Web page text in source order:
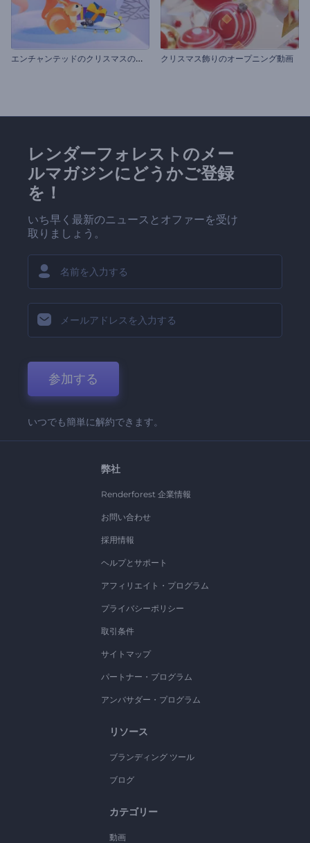
エ
ンチャンテッドのクリスマスのイントロ動画 クリスマス飾りのオープニング動画
レンダーフォレストのメー
ルマガジンにどうかご登録
を！
いち早く最新のニュースとオファーを受け
取りましょう。
参加する
いつでも簡単に解約できます。
弊社
Renderforest 企業情報
お問い合わせ
採用情報
ヘルプとサポート
アフィリエイト・プログラム
プライバシーポリシー
取引条件
サイトマップ
パートナー・プログラム
アンバサダー・プログラム
リソース
ブランディング ツール
ブログ
カテゴリー
動画